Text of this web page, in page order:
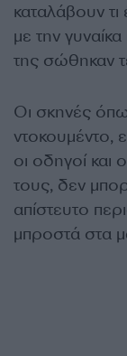
καταλάβουν τι
με την
της σώθηκαν
Οι σκηνές
ντοκουμέντο,
οι οδηγοί και
τους, δεν
απίστευτο
μπροστά στα